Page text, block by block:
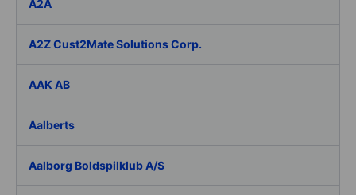
A2A
A2Z Cust2Mate Solutions Corp.
AAK AB
Aalberts
Aalborg Boldspilklub A/S